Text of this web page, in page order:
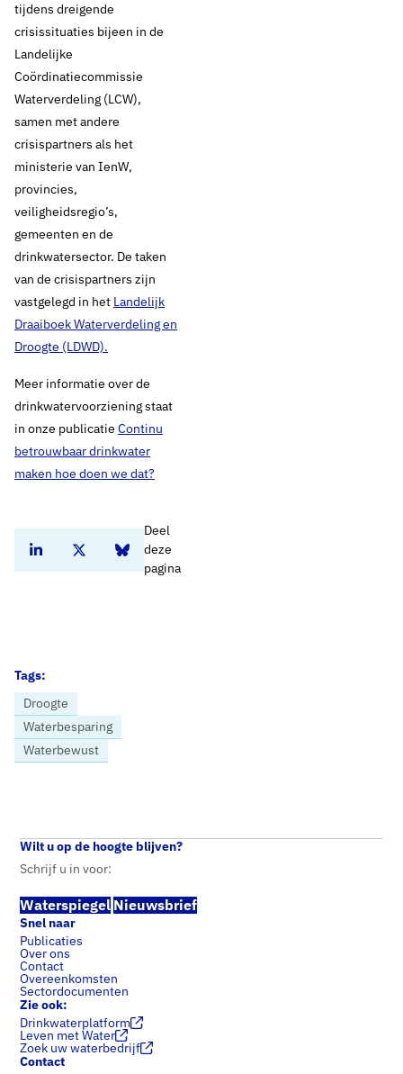
Home Nieuws
tijdens dreigende
crisissituaties bijeen in de
Landelijke
Coördinatiecommissie
Waterverdeling (LCW),
samen met andere
crisispartners als het
ministerie van IenW,
provincies,
veiligheidsregio’s,
gemeenten en de
drinkwatersector. De taken
van de crisispartners zijn
vastgelegd in het Landelijk
Draaiboek Waterverdeling en
Droogte (LDWD).
Meer informatie over de
drinkwatervoorziening staat
in onze publicatie Continu
betrouwbaar drinkwater
maken hoe doen we dat?
Deel
deze
pagina
Deel dit artikel op Linkedin
Deel dit artikel op Twitter
Deel dit artikel op Bluesky
Tags:
Droogte
Waterbesparing
Waterbewust
Wilt u op de hoogte blijven?
Schrijf u in voor:
Waterspiegel Nieuwsbrief
Snel naar
Publicaties
Over ons
Contact
Overeenkomsten
Sectordocumenten
Zie ook:
Drinkwaterplatform
Leven met Water
Zoek uw waterbedrijf
Contact